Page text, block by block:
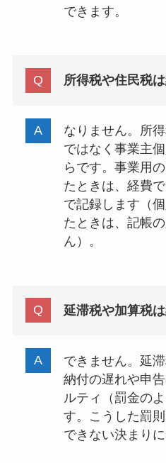
できます。
所得税や住民税
なりません。所
ではなく事業主
らです。事業用
たときは、経費
で記録します（
たときは、記帳
ん）。
延滞税や加算税
できません。延
納付の遅れや申
ルティ（罰金の
す。こうした罰
できない決まりに